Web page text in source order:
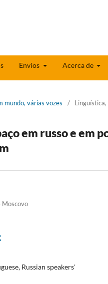
Envíos Acerca de
mundo, várias vozes /
em russo e em
Moscovo
Russian speakers'